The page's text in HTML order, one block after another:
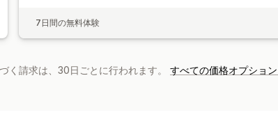
7日間の無料体験
く請求は、30日ごとに行われます。 すべての価格オプショ